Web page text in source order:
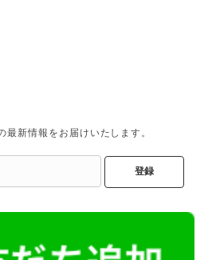
新情報をお届けいたします。
登録